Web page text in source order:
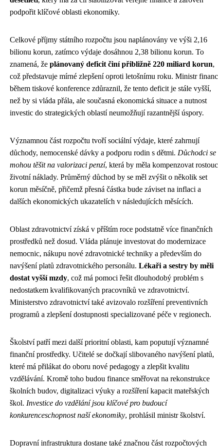
podpořit klíčové oblasti ekonomiky.
Celkové příjmy státního rozpočtu jsou naplánovány ve výši 2,16
bilionu korun, zatímco výdaje dosáhnou 2,38 bilionu korun. To
znamená, že plánovaný deficit činí přibližně 220 miliard korun,
což představuje mírné zlepšení oproti letošnímu roku. Ministr
během tiskové konference zdůraznil, že tento deficit je stále vyšší,
než by si vláda přála, ale současná ekonomická situace a nutnost
investic do strategických oblastí neumožňují razantnější úspory.
Významnou část rozpočtu tvoří sociální výdaje, které zahrnují
důchody, nemocenské dávky a podporu rodin s dětmi. Důchodci se
mohou těšit na valorizaci penzí, která by měla kompenzovat
životní náklady. Průměrný důchod by se měl zvýšit o několik set
korun měsíčně, přičemž přesná částka bude záviset na inflaci a
dalších ekonomických ukazatelích v následujících měsících.
Oblast zdravotnictví získá v příštím roce podstatně více finančních
prostředků než dosud. Vláda plánuje investovat do modernizace
nemocnic, nákupu nové zdravotnické techniky a především do
navýšení platů zdravotnického personálu. Lékaři a sestry by měli
dostat vyšší mzdy, což má pomoci řešit dlouhodobý problém s
nedostatkem kvalifikovaných pracovníků ve zdravotnictví.
Ministerstvo zdravotnictví také avizovalo rozšíření preventivních
programů a zlepšení dostupnosti specializované péče v regionech.
Školství patří mezi další prioritní oblasti, kam poputují významné
finanční prostředky. Učitelé se dočkají slibovaného navýšení platů,
které má přilákat do oboru nové pedagogy a zlepšit kvalitu
vzdělávání. Kromě toho budou finance směřovat na rekonstrukce
školních budov, digitalizaci výuky a rozšíření kapacit mateřských
škol. Investice do vzdělání jsou klíčové pro budoucí
konkurenceschopnost naší ekonomiky, prohlásil ministr školství.
Dopravní infrastruktura dostane také značnou část rozpočtových